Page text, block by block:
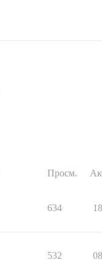
Просм.
634
532